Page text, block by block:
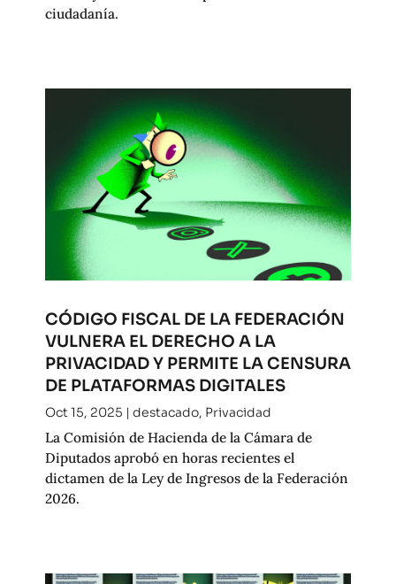
ciudadanía.
CÓDIGO FISCAL DE LA FEDERACIÓN
VULNERA EL DERECHO A LA
PRIVACIDAD Y PERMITE LA CENSURA
DE PLATAFORMAS DIGITALES
Oct 15, 2025 | destacado, Privacidad
La Comisión de Hacienda de la Cámara de
Diputados aprobó en horas recientes el
dictamen de la Ley de Ingresos de la Federación
2026.